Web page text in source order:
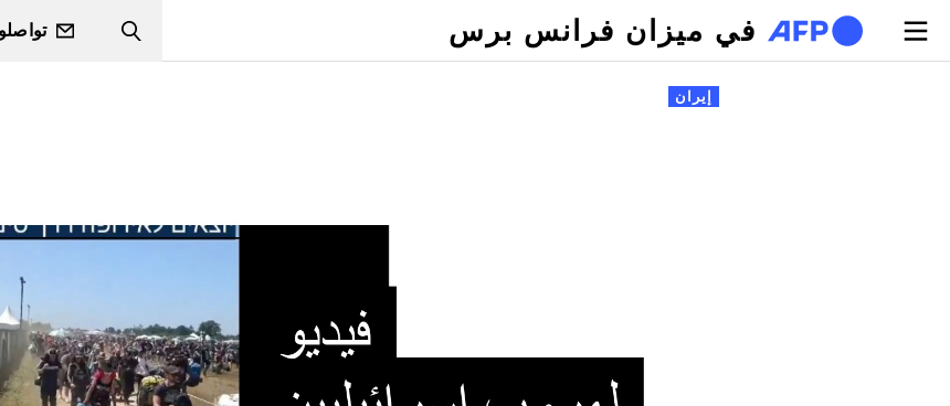
تجاوز إلى المحتوى الرئيسي
في ميزان فرانس برس Search
التبويبات الأساسية
إيران